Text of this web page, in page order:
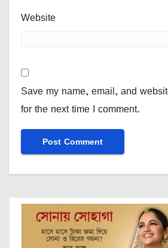
Website
Save my name, email, and
for the next time I comment.